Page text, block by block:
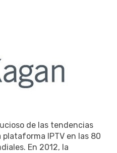
de las tendencias
IPTV en las 80
En 2012, la